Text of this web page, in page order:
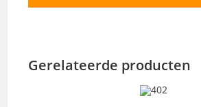
Gerelateerde producten